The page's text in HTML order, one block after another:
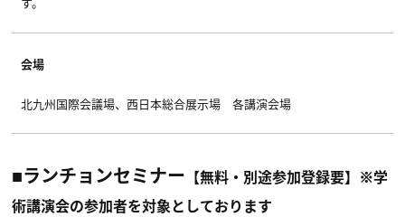
会場
北九州国際会議場、西日本総合展示場 各講演会場
■ランチョンセミナー 【無料・別途参加登録要】※学
術講演会の参加者を対象としております